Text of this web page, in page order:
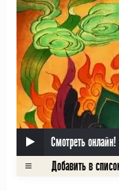
Смотреть онлайн!